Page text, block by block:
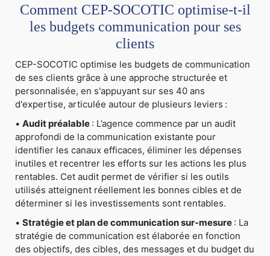
Comment CEP-SOCOTIC optimise-t-il
les budgets communication pour ses
clients
CEP-SOCOTIC optimise les budgets de communication
de ses clients grâce à une approche structurée et
personnalisée, en s'appuyant sur ses 40 ans
d'expertise, articulée autour de plusieurs leviers :
• Audit préalable : L’agence commence par un audit
approfondi de la communication existante pour
identifier les canaux efficaces, éliminer les dépenses
inutiles et recentrer les efforts sur les actions les plus
rentables. Cet audit permet de vérifier si les outils
utilisés atteignent réellement les bonnes cibles et de
déterminer si les investissements sont rentables.
• Stratégie et plan de communication sur-mesure : La
stratégie de communication est élaborée en fonction
des objectifs, des cibles, des messages et du budget du